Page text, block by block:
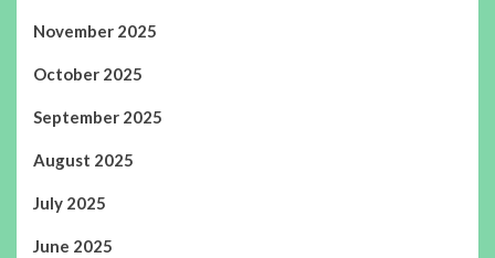
November 2025
October 2025
September 2025
August 2025
July 2025
June 2025